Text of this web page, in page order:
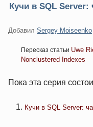
Кучи в SQL Server:
Добавил Sergey Moiseenko
Пересказ статьи Uwe
Nonclustered Indexes
Пока эта серия
Кучи в SQL Server: